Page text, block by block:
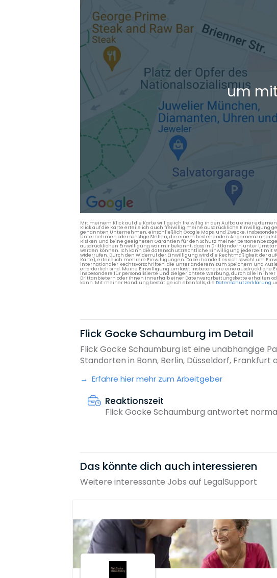
um
Mit meinem Klick auf die Karte willige ich freiwillig in den Aufbau einer
Klick auf die Karte erteile ich auch freiwillig meine ausdrückliche Einwilligung
genannten Unternehmen, einschließlich Google Maps, und Zwecke,
Unternehmen oder sonstige Stellen, die einem bestehenden
Risiken und keine geeigneten Garantien für den Schutz meiner
ausdrücklichen Einwilligung war mir bekannt, dass in Drittländern unter
werden können. Ich kann die datenschutzrechtliche Einwilligung jederzeit mit
widerrufen. Durch den Widerruf der Einwilligung wird die Rechtmäßigkeit der
Karte), erteile ich mehrere Einwilligungen. Dabei handelt es sich sowohl um
internationaler Rechtsvorschriften, die unter anderem zum Speichern und
erforderlich sind. Meine Einwilligung umfasst insbesondere eine
insbesondere für personalisierte und zielgerichtete Werbung, durch alle in
Drittanbietern oder ihnen innerhalb einer Datenverarbeitungskette erhalten
kann. Mit meiner Handlung bestätige ich ebenfalls, die Datenschutzerklärung
Flick Gocke Schaumburg im Detail
Flick Gocke Schaumburg ist eine unabhängige
Standorten in Bonn, Berlin, Düsseldorf, Frankfurt
Erfahre hier mehr zum Arbeitgeber
Reaktionszeit
Flick Gocke Schaumburg antwortet
Das könnte dich auch interessieren
Weitere interessante Jobs auf LegalSupport